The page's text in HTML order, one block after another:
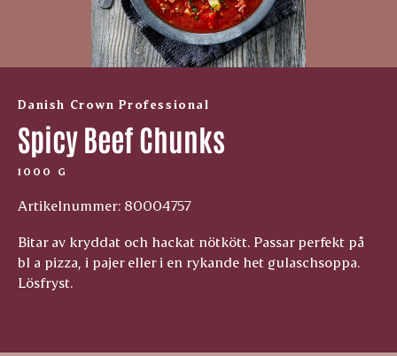
Danish Crown Professional
Spicy Beef Chunks
1000 G
Artikelnummer: 80004757
Bitar av kryddat och hackat nötkött. Passar perfekt på
bl a pizza, i pajer eller i en rykande het gulaschsoppa.
Lösfryst.